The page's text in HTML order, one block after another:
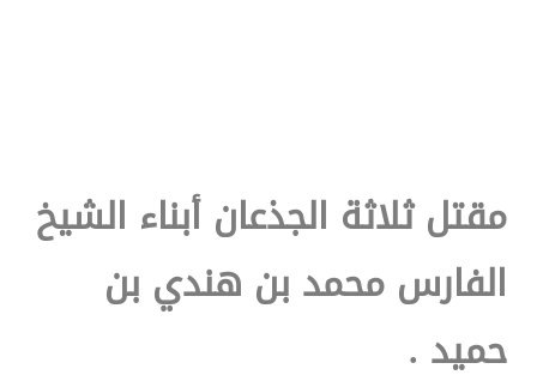
مقتل ثلاثة الجذعان أبناء الشيخ
الفارس محمد بن هندي بن
حميد .